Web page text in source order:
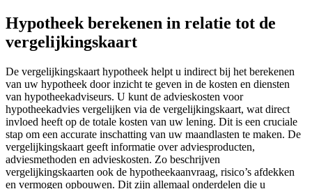
Hypotheek berekenen in relatie tot de
vergelijkingskaart
De vergelijkingskaart hypotheek helpt u indirect bij het berekenen
van uw hypotheek door inzicht te geven in de kosten en diensten
van hypotheekadviseurs. U kunt de advieskosten voor
hypotheekadvies vergelijken via de vergelijkingskaart, wat direct
invloed heeft op de totale kosten van uw lening. Dit is een cruciale
stap om een accurate inschatting van uw maandlasten te maken. De
vergelijkingskaart geeft informatie over adviesproducten,
adviesmethoden en advieskosten. Zo beschrijven
vergelijkingskaarten ook de hypotheekaanvraag, risico’s afdekken
en vermogen opbouwen. Dit zijn allemaal onderdelen die u